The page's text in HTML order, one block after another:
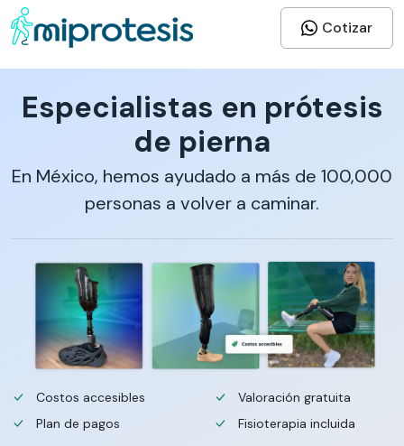
Cotizar
Especialistas en prótesis
de pierna
En México, hemos ayudado a más de 100,000
personas a volver a caminar.
Costos accesibles
Plan de pagos
Valoración gratuita
Fisioterapia incluida